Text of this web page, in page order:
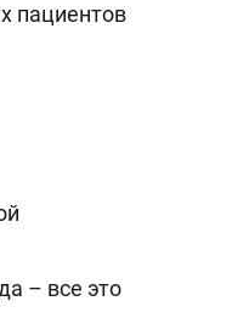
пациентов
– все это